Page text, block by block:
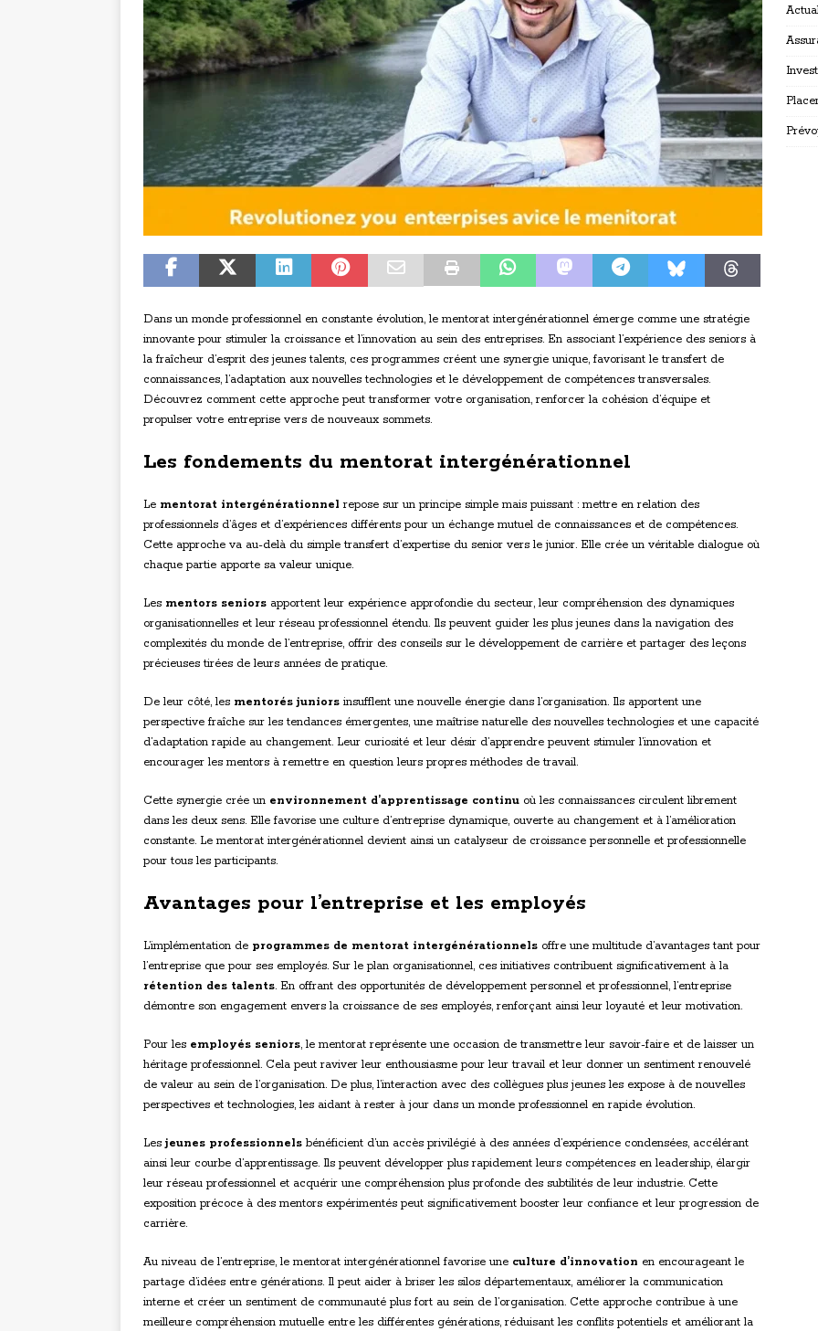
Dans un monde professionnel en constante évolution, le mentorat intergénérationnel émerge comme une stratégie
innovante pour stimuler la croissance et l’innovation au sein des entreprises. En associant l’expérience des seniors à
la fraîcheur d’esprit des jeunes talents, ces programmes créent une synergie unique, favorisant le transfert de
connaissances, l’adaptation aux nouvelles technologies et le développement de compétences transversales.
Découvrez comment cette approche peut transformer votre organisation, renforcer la cohésion d’équipe et
propulser votre entreprise vers de nouveaux sommets.
Les fondements du mentorat intergénérationnel
Le mentorat intergénérationnel repose sur un principe simple mais puissant : mettre en relation des
professionnels d’âges et d’expériences différents pour un échange mutuel de connaissances et de compétences.
Cette approche va au-delà du simple transfert d’expertise du senior vers le junior. Elle crée un véritable dialogue où
chaque partie apporte sa valeur unique.
Les mentors seniors apportent leur expérience approfondie du secteur, leur compréhension des dynamiques
organisationnelles et leur réseau professionnel étendu. Ils peuvent guider les plus jeunes dans la navigation des
complexités du monde de l’entreprise, offrir des conseils sur le développement de carrière et partager des leçons
précieuses tirées de leurs années de pratique.
De leur côté, les mentorés juniors insufflent une nouvelle énergie dans l’organisation. Ils apportent une
perspective fraîche sur les tendances émergentes, une maîtrise naturelle des nouvelles technologies et une capacité
d’adaptation rapide au changement. Leur curiosité et leur désir d’apprendre peuvent stimuler l’innovation et
encourager les mentors à remettre en question leurs propres méthodes de travail.
Cette synergie crée un environnement d’apprentissage continu où les connaissances circulent librement
dans les deux sens. Elle favorise une culture d’entreprise dynamique, ouverte au changement et à l’amélioration
constante. Le mentorat intergénérationnel devient ainsi un catalyseur de croissance personnelle et professionnelle
pour tous les participants.
Avantages pour l’entreprise et les employés
L’implémentation de programmes de mentorat intergénérationnels offre une multitude d’avantages tant pour
l’entreprise que pour ses employés. Sur le plan organisationnel, ces initiatives contribuent significativement à la
rétention des talents. En offrant des opportunités de développement personnel et professionnel, l’entreprise
démontre son engagement envers la croissance de ses employés, renforçant ainsi leur loyauté et leur motivation.
Pour les employés seniors, le mentorat représente une occasion de transmettre leur savoir-faire et de laisser un
héritage professionnel. Cela peut raviver leur enthousiasme pour leur travail et leur donner un sentiment renouvelé
de valeur au sein de l’organisation. De plus, l’interaction avec des collègues plus jeunes les expose à de nouvelles
perspectives et technologies, les aidant à rester à jour dans un monde professionnel en rapide évolution.
Lesjeunes professionnels bénéficient d’un accès privilégié à des années d’expérience condensées, accélérant
ainsi leur courbe d’apprentissage. Ils peuvent développer plus rapidement leurs compétences en leadership, élargir
leur réseau professionnel et acquérir une compréhension plus profonde des subtilités de leur industrie. Cette
exposition précoce à des mentors expérimentés peut significativement booster leur confiance et leur progression de
carrière.
Au niveau de l’entreprise, le mentorat intergénérationnel favorise une culture d’innovation en encourageant le
partage d’idées entre générations. Il peut aider à briser les silos départementaux, améliorer la communication
interne et créer un sentiment de communauté plus fort au sein de l’organisation. Cette approche contribue à une
meilleure compréhension mutuelle entre les différentes générations, réduisant les conflits potentiels et améliorant la